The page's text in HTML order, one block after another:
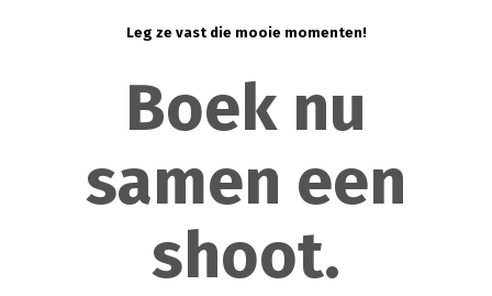
Leg ze vast die mooie momenten!
Boek nu
samen een
shoot.